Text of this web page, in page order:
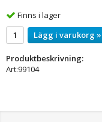
Finns i lager
Lägg i varukorg »
Produktbeskrivning:
Art:99104